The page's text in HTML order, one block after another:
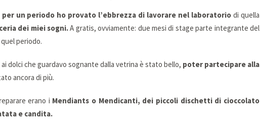
per un periodo ho provato l’ebbrezza di lavorare nel laboratorio di quella
dei miei sogni.A gratis, ovviamente: due mesi di stage parte integrante del
periodo.
dolci che guardavo sognante dalla vetrina è stato bello, poter partecipare alla
ancora di più.
erano i Mendiants o Mendicanti, dei piccoli dischetti di cioccolato
e candita.